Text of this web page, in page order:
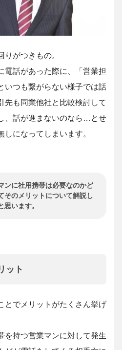
がつきもの。
電話があった際に、「営業担
つも繋がらない様子では話
先も同業他社と比較検討して
、話が進まないのなら…とせ
になってしまいます。
ンに社用携帯は必要なのかど
そのメリットについて解説し
思います。
ット
とでメリットがたくさん挙げ
を持つ営業マンに対して発生